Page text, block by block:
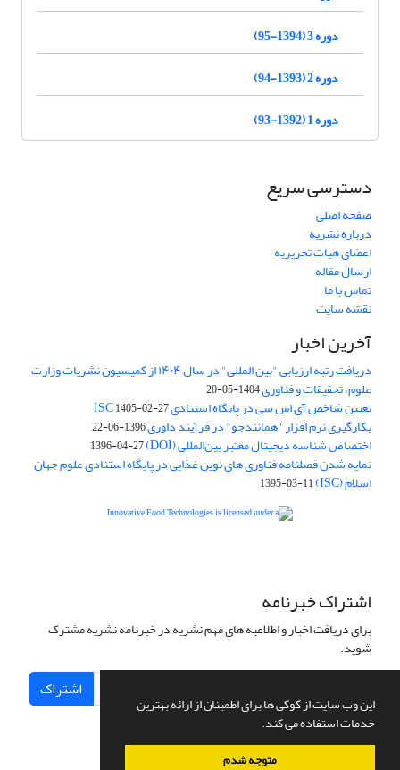
این وب سایت از کوکی ها برای اطمینان از ارائه بهترین
خدمات استفاده می کند.
متوجه شدم
دوره 3 (1394-95)
دوره 2 (1393-94)
دوره 1 (1392-93)
دسترسی سریع
صفحه اصلی
درباره نشریه
اعضای هیات تحریریه
ارسال مقاله
تماس با ما
نقشه سایت
آخرین اخبار
دریافت رتبه ارزیابی "بین المللی" در سال ۱۴۰۴ از کمیسیون نشریات وزارت
علوم، تحقیقات و فناوری1404-05-20
تعیین شاخص آی اس سی در پایگاه استنادی ISC1405-02-27
بکارگیری نرم افزار "همانندجو" در فرآیند داوری1396-06-22
اختصاص شناسه دیجیتال معتبر بین‌المللی (DOI) 1396-04-27
نمایه شدن فصلنامه فناوری های نوین غذایی در پایگاه استنادی علوم جهان
اسلام (ISC) 1395-03-11
اشتراک خبرنامه
برای دریافت اخبار و اطلاعیه های مهم نشریه در خبرنامه نشریه مشترک
شوید.
اشتراک